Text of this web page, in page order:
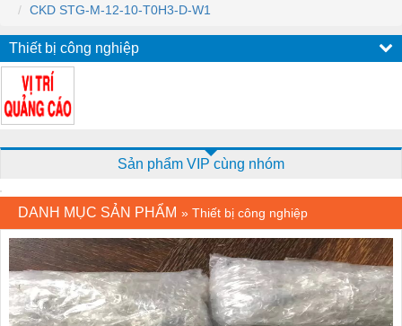
CKD STG-M-12-10-T0H3-D-W1
Thiết bị công nghiệp
Sản phẩm VIP cùng nhóm
DANH MỤC SẢN PHẨM » Thiết bị công nghiệp